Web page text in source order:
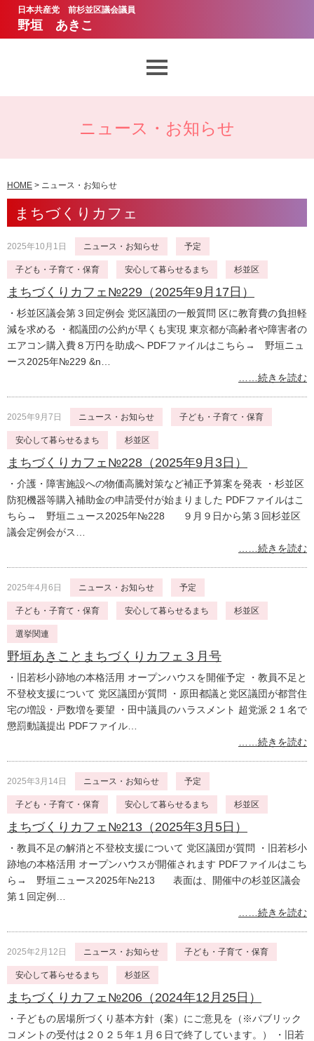
日本共産党 前杉並区議会議員
野垣 あきこ
野垣あきこのお約束
サポーター・ボランティア
ニュース・お知らせ
HOME > ニュース・お知らせ
まちづくりカフェ
2025年10月1日 ニュース・お知らせ 予定
子ども・子育て・保育 安心して暮らせるまち 杉並区
まちづくりカフェ№229（2025年9月17日）
・杉並区議会第３回定例会 党区議団の一般質問 区に教育費の負担軽
減を求める ・都議団の公約が早くも実現 東京都が高齢者や障害者の
エアコン購入費８万円を助成へ PDFファイルはこちら→ 野垣ニュ
ース2025年№229 &n…
……続きを読む
2025年9月7日 ニュース・お知らせ 子ども・子育て・保育
安心して暮らせるまち 杉並区
まちづくりカフェ№228（2025年9月3日）
・介護・障害施設への物価高騰対策など補正予算案を発表 ・杉並区
防犯機器等購入補助金の申請受付が始まりました PDFファイルはこ
ちら→ 野垣ニュース2025年№228 ９月９日から第３回杉並区
議会定例会がス…
……続きを読む
2025年4月6日 ニュース・お知らせ 予定
子ども・子育て・保育 安心して暮らせるまち 杉並区
選挙関連
野垣あきことまちづくりカフェ３月号
・旧若杉小跡地の本格活用 オープンハウスを開催予定 ・教員不足と
不登校支援について 党区議団が質問 ・原田都議と党区議団が都営住
宅の増設・戸数増を要望 ・田中議員のハラスメント 超党派２１名で
懲罰動議提出 PDFファイル…
……続きを読む
2025年3月14日 ニュース・お知らせ 予定
子ども・子育て・保育 安心して暮らせるまち 杉並区
まちづくりカフェ№213（2025年3月5日）
・教員不足の解消と不登校支援について 党区議団が質問 ・旧若杉小
跡地の本格活用 オープンハウスが開催されます PDFファイルはこち
ら→ 野垣ニュース2025年№213 表面は、開催中の杉並区議会
第１回定例…
……続きを読む
2025年2月12日 ニュース・お知らせ 子ども・子育て・保育
安心して暮らせるまち 杉並区
まちづくりカフェ№206（2024年12月25日）
・子どもの居場所づくり基本方針（案）にご意見を（※パブリック
コメントの受付は２０２５年１月６日で終了しています。） ・旧若